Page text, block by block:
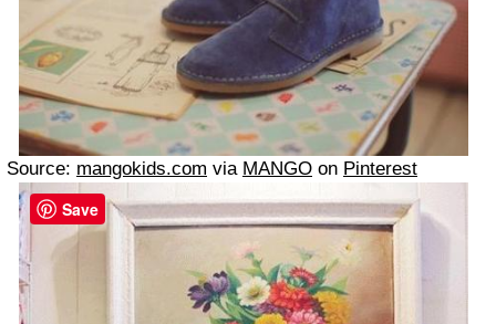
Source: mangokids.com via MANGO on Pinterest
Save